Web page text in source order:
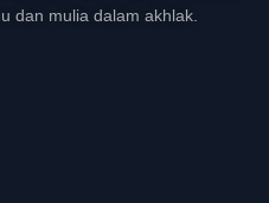
dan mulia dalam akhlak.